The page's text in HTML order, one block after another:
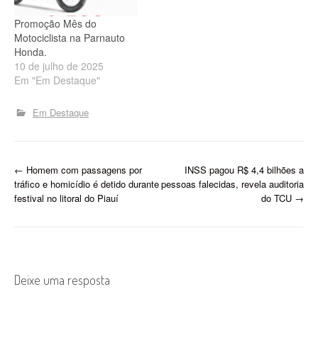
Promoção Mês do
Motociclista na Parnauto
Honda.
10 de julho de 2025
Em "Em Destaque"
Em Destaque
P
o
n
← Homem com passagens por
tráfico e homicídio é detido durante
festival no litoral do Piauí
INSS pagou R$ 4,4 bilhões a
pessoas falecidas, revela auditoria
do TCU →
Deixe uma resposta